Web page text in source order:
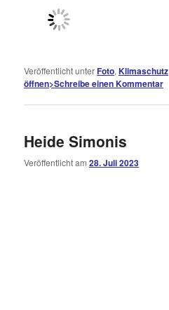
Veröffentlicht unterFoto,Klimaschutz
öffnen>Schreibe einen Kommentar
Heide Simonis
Veröffentlicht am28. Juli 2023